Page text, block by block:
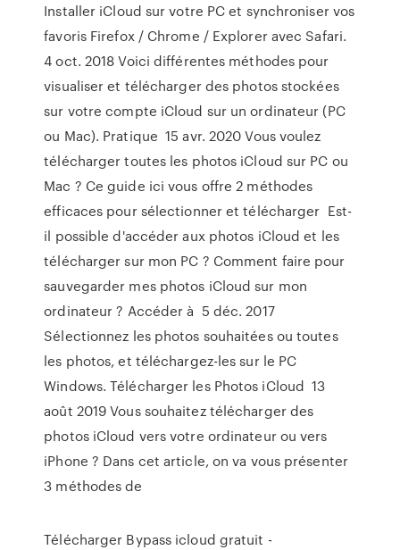
Installer iCloud sur votre PC et synchroniser vos
favoris Firefox / Chrome / Explorer avec Safari.
4 oct. 2018 Voici différentes méthodes pour
visualiser et télécharger des photos stockées
sur votre compte iCloud sur un ordinateur (PC
ou Mac). Pratique 15 avr. 2020 Vous voulez
télécharger toutes les photos iCloud sur PC ou
Mac ? Ce guide ici vous offre 2 méthodes
efficaces pour sélectionner et télécharger Est-
il possible d'accéder aux photos iCloud et les
télécharger sur mon PC ? Comment faire pour
sauvegarder mes photos iCloud sur mon
ordinateur ? Accéder à 5 déc. 2017
Sélectionnez les photos souhaitées ou toutes
les photos, et téléchargez-les sur le PC
Windows. Télécharger les Photos iCloud 13
août 2019 Vous souhaitez télécharger des
photos iCloud vers votre ordinateur ou vers
iPhone ? Dans cet article, on va vous présenter
3 méthodes de
Télécharger Bypass icloud gratuit -